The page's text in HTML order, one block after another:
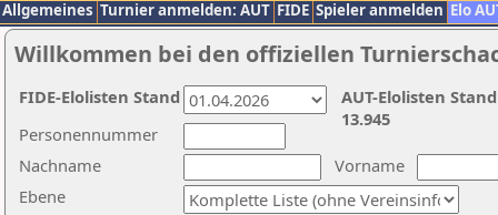
Allgemeines Turnier anmelden: AUT FIDE Spieler anmelden Elo
Willkommen bei den offiziellen
Nachname
Vorname
Ebene
Personennummer
AUT-Elolisten
13.945
FIDE-Elolisten Stand